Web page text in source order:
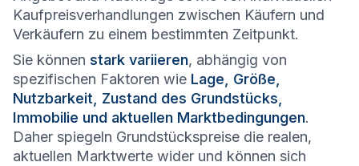
Kaufpreisverhandlungen zwischen Käufern und
Verkäufern zu einem bestimmten Zeitpunkt.
Sie können stark variieren, abhängig von
spezifischen Faktoren wie Lage, Größe,
Nutzbarkeit, Zustand des Grundstücks,
Immobilie und aktuellen Marktbedingungen.
Daher spiegeln Grundstückspreise die realen,
aktuellen Marktwerte wider und können sich